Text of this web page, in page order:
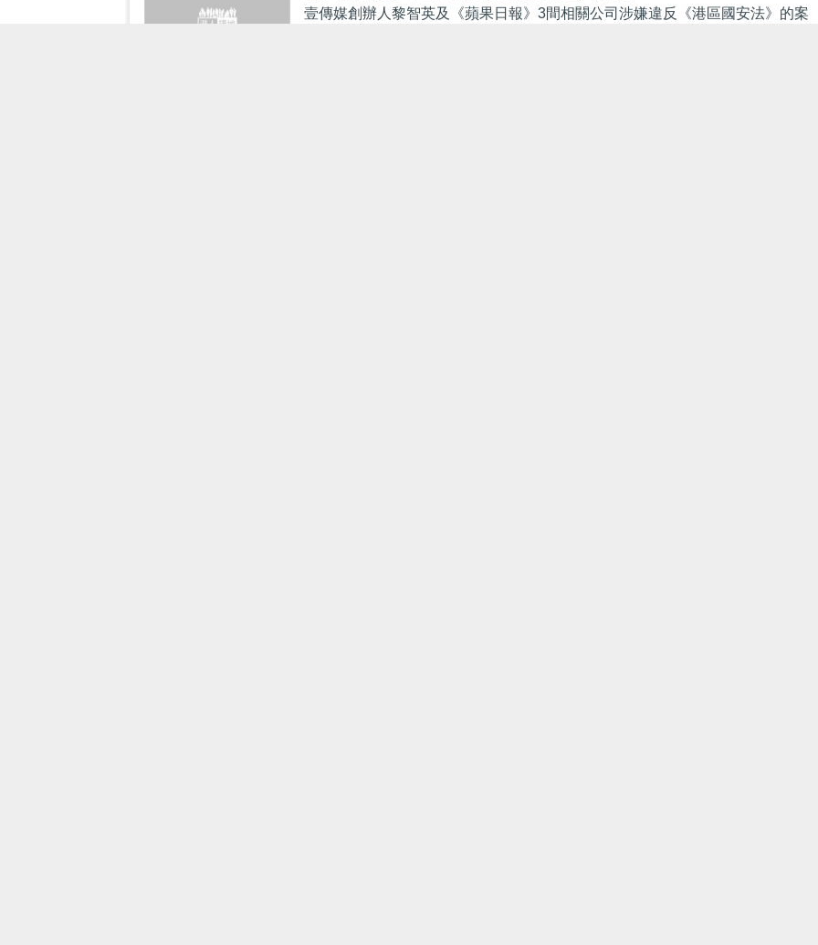
壹傳媒創辦人黎智英及《蘋果日報》3間相關公司涉嫌違反《港區國安法》的案